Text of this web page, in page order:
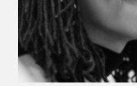
Osvalde Lewat © Pierre Albouy